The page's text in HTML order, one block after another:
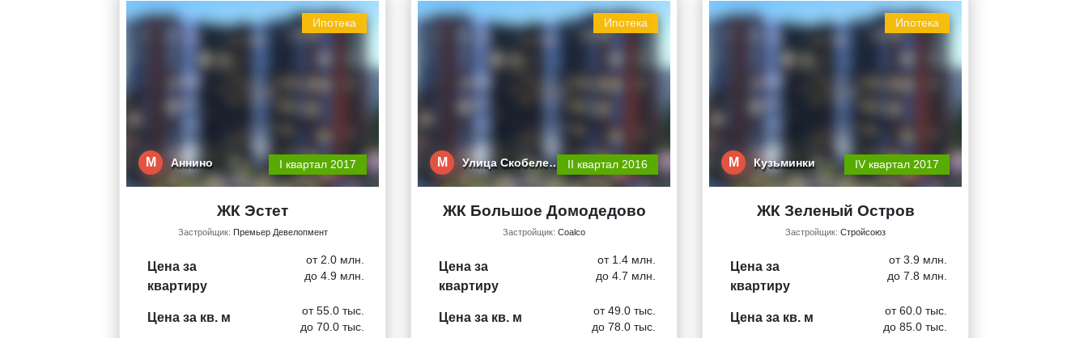
Ипотека
М Аннино I квартал 2017
ЖК Эстет
Застройщик: Премьер Девелопмент
Цена за
квартиру
от 2.0 млн.
до 4.9 млн.
Цена за кв. м
от 55.0 тыс.
до 70.0 тыс.
Ипотека
М Улица Скобеле… II квартал 2016
ЖК Большое Домодедово
Застройщик: Coalco
Цена за
квартиру
от 1.4 млн.
до 4.7 млн.
Цена за кв. м
от 49.0 тыс.
до 78.0 тыс.
Ипотека
М Кузьминки IV квартал 2017
ЖК Зеленый Остров
Застройщик: Стройсоюз
Цена за
квартиру
от 3.9 млн.
до 7.8 млн.
Цена за кв. м
от 60.0 тыс.
до 85.0 тыс.